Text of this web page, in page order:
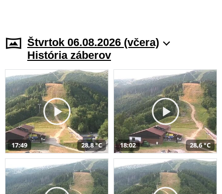
Štvrtok 06.08.2026 (včera)
História záberov
17:49 28,8 °C 18:02 28,6 °C